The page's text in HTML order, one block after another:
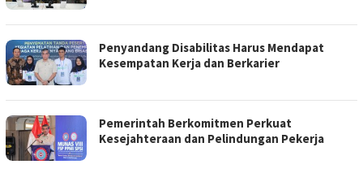
Penyandang Disabilitas Harus Mendapat
Kesempatan Kerja dan Berkarier
Pemerintah Berkomitmen Perkuat
Kesejahteraan dan Pelindungan Pekerja